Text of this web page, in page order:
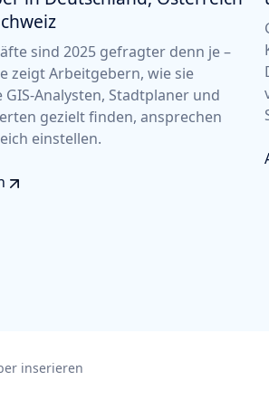
sind 2025 gefragter denn je –
zeigt Arbeitgebern, wie sie
Analysten, Stadtplaner und
gezielt finden, ansprechen
einstellen.
inserieren